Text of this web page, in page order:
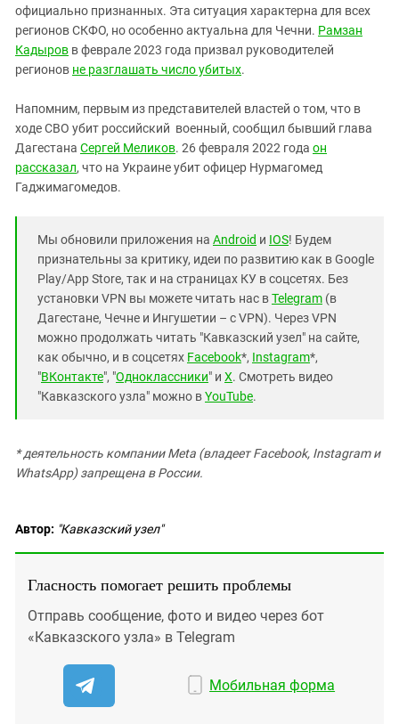
официально признанных. Эта ситуация характерна для всех
регионов СКФО, но особенно актуальна для Чечни. Рамзан
Кадыров в феврале 2023 года призвал руководителей
регионов не разглашать число убитых.
Напомним, первым из представителей властей о том, что в
ходе СВО убит российский военный, сообщил бывший глава
Дагестана Сергей Меликов. 26 февраля 2022 года он
рассказал, что на Украине убит офицер Нурмагомед
Гаджимагомедов.
Мы обновили приложения на Android и IOS! Будем
признательны за критику, идеи по развитию как в Google
Play/App Store, так и на страницах КУ в соцсетях. Без
установки VPN вы можете читать нас вTelegram (в
Дагестане, Чечне и Ингушетии – с VPN). Через VPN
можно продолжать читать "Кавказский узел" на сайте,
как обычно, и в соцсетях Facebook*, Instagram*,
"ВКонтакте", "Одноклассники" и X. Смотреть видео
"Кавказского узла" можно вYouTube.
* деятельность компании Meta (владеет Facebook, Instagram и
WhatsApp) запрещена в России.
Автор: "Кавказский узел"
Гласность помогает решить проблемы
Отправь сообщение, фото и видео через бот
«Кавказского узла» в Telegram
Мобильная форма